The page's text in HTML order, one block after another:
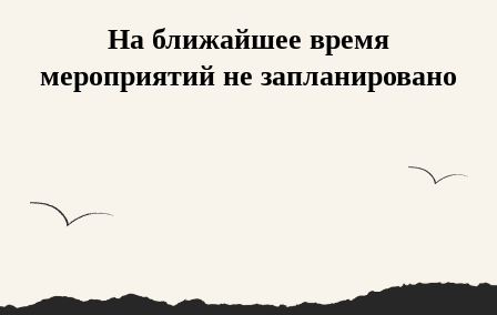
На ближайшее время
мероприятий не запланировано